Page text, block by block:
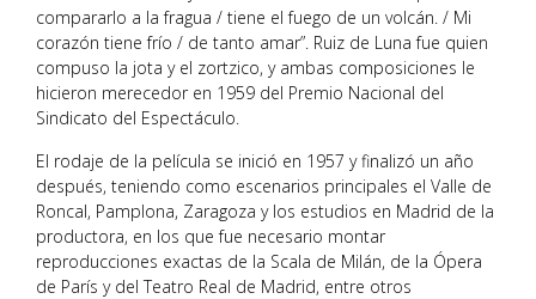
compararlo a la fragua / tiene el fuego de un volcán. / Mi
corazón tiene frío / de tanto amar”. Ruiz de Luna fue quien
compuso la jota y el zortzico, y ambas composiciones le
hicieron merecedor en 1959 del Premio Nacional del
Sindicato del Espectáculo.
El rodaje de la película se inició en 1957 y finalizó un año
después, teniendo como escenarios principales el Valle de
Roncal, Pamplona, Zaragoza y los estudios en Madrid de la
productora, en los que fue necesario montar
reproducciones exactas de la Scala de Milán, de la Ópera
de París y del Teatro Real de Madrid, entre otros